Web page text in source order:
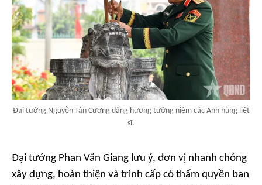
Đại tướng Nguyễn Tân Cương dâng hương tưởng niệm các Anh hùng liệt
sĩ.
Đại tướng Phan Văn Giang lưu ý, đơn vị nhanh chóng
xây dựng, hoàn thiện và trình cấp có thẩm quyền ban